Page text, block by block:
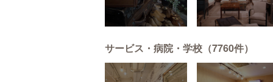
サービス・病院・学校（7760件）